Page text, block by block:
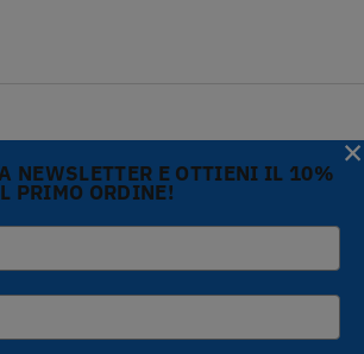
Gi.Metal
- 51037
PT
Telefono :+39 0573
1943680-
UI v. 0.0.240 prod
NEWSLETTER E OTTIENI IL 10%
PRIMO ORDINE!
×